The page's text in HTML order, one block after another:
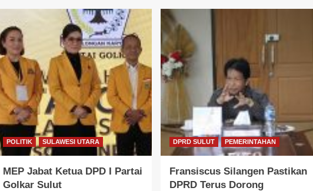
POLITIK SULAWESI UTARA
MEP Jabat Ketua DPD I Partai
Golkar Sulut
DPRD SULUT PEMERINTAHAN
Fransiscus Silangen Pastikan
DPRD Terus Dorong